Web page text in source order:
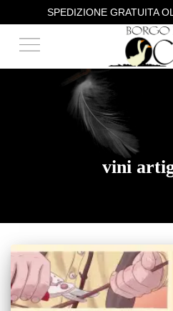
SPEDIZIONE GRATUITA
vini